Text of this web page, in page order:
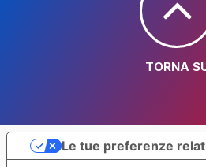
TORNA
Le tue preferenze